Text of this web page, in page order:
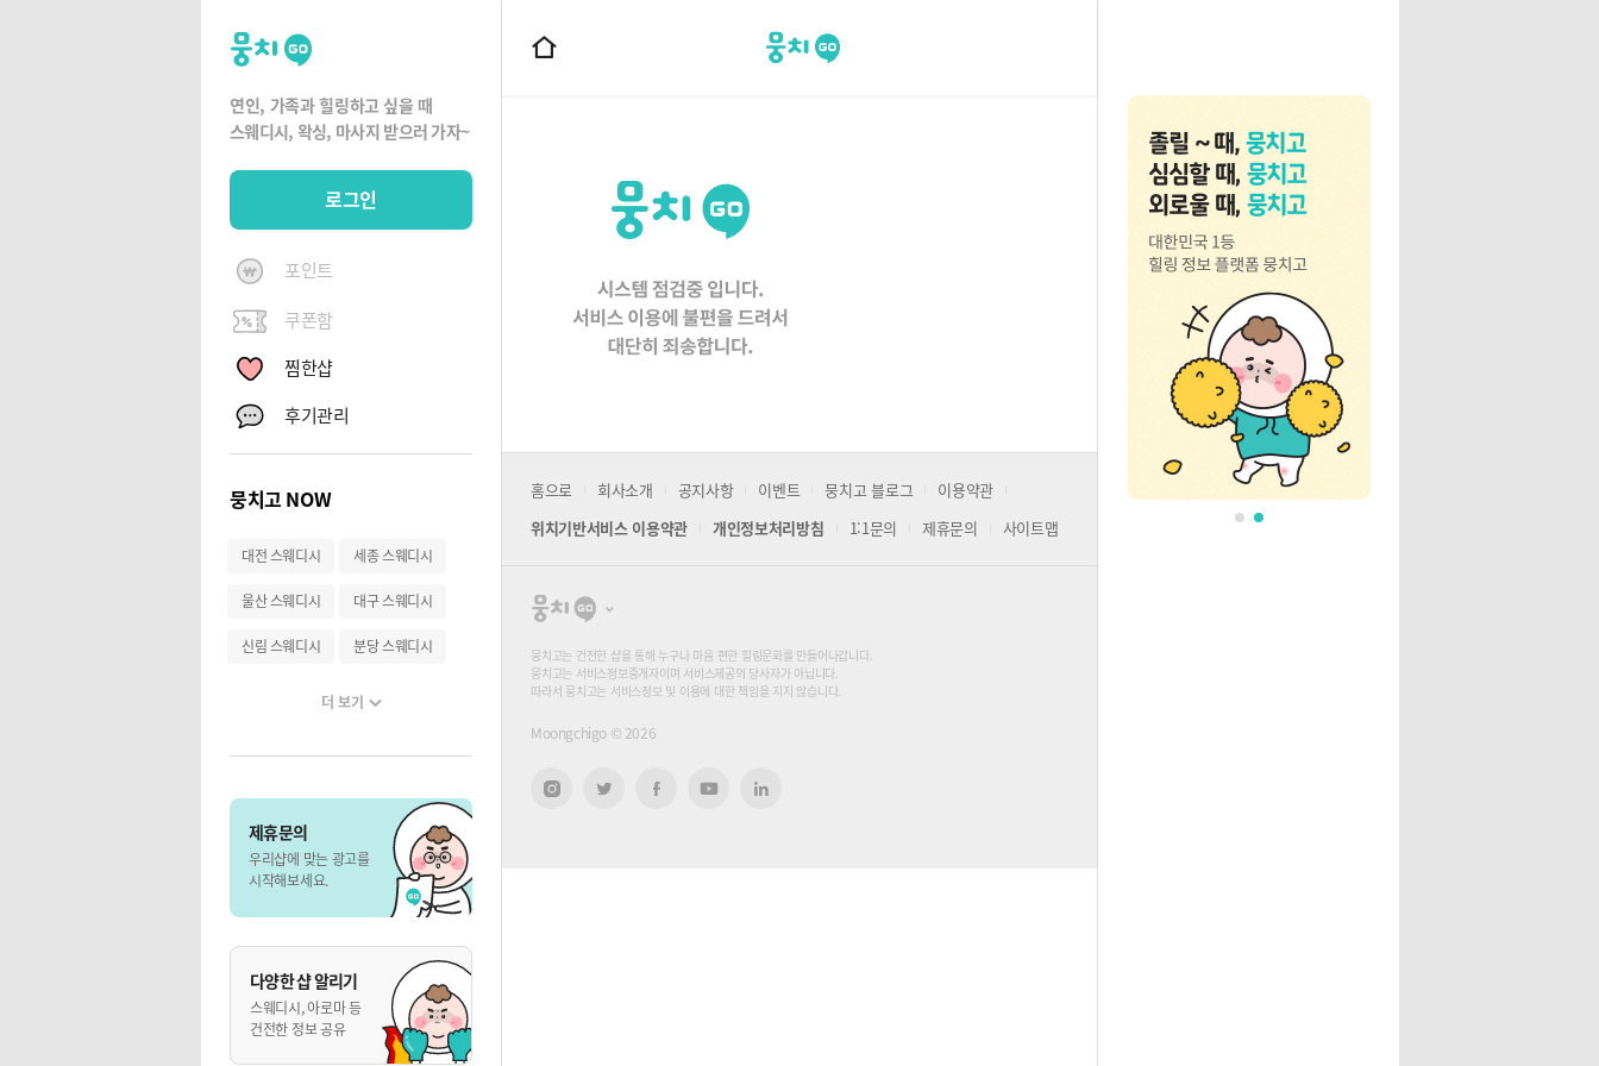
뭉
치
고
연인, 가족과 힐링하고 싶을 때
스웨디시, 왁싱, 마사지 받으러 가자~
로그인
포인트
쿠폰함
찜한샵
후기관리
뭉치고 NOW
대전 스웨디시 세종 스웨디시
울산 스웨디시 대구 스웨디시
신림 스웨디시 분당 스웨디시
더 보기
제휴문의
우리샵에 맞는 광고를
시작해보세요.
다양한 샵 알리기
스웨디시, 아로마 등
건전한 정보 공유
뭉치고
홈
홈으로 회사소개 공지사항 이벤트 뭉치고 블로그
이용약관
위치기반서비스 이용약관
개인정보처리방침 1:1문의 제휴문의 사이트맵
뭉
고
뭉치고는 건전한 샵을 통해 누구나 마음 편한 힐링문화를 만들어나갑니다.
뭉치고는 서비스정보중개자이며 서비스제공의 당사자가 아닙니다.
따라서 뭉치고는 서비스정보 및 이용에 대한 책임을 지지 않습니다.
Moongchigo © 2026